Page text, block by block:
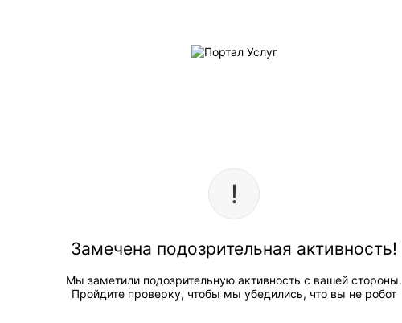
Замечена подозрительная активность!
Мы заметили подозрительную активность с вашей стороны.
Пройдите проверку, чтобы мы убедились, что вы не робот